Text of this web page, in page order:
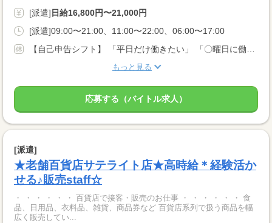
[派遣] 日給16,800円〜21,000円
[派遣]09:00〜21:00、11:00〜22:00、06:00〜17:00
【自己申告シフト】 「平日だけ働きたい」 「〇曜日に働きたい」 など、働き方は自分で選べます。 曜日・時間についてのご希望も 面談の際に教えてくださいね。 ※こちらは中型以上のお仕事の例です
もっと見る
応募する（バイトル求人）
[派遣]
★老舗百貨店サテライト店★高時給＊経験活か
せる♪販売staff☆
・ ・ ・ ・ ・ ・ 百貨店で接客・販売のお仕事 ・ ・ ・ ・ ・ ・ 食
品、日用品、衣料品、雑貨、商品券など 百貨店系列で扱う商品を幅
広く販売してい...